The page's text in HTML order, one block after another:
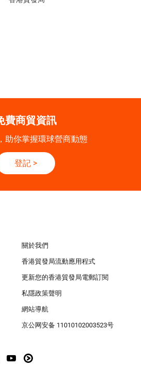
費商貿資訊
助你掌握環球營商動態
登記 >
關於我們
香港貿發局流動應用程式
更新您的香港貿發局電郵訂閱
私隱政策聲明
網站導航
京公网安备 11010102003523号